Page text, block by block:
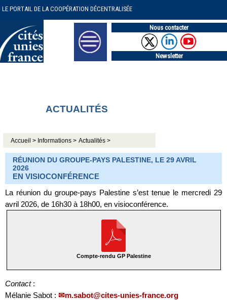
LE PORTAIL DE LA COOPÉRATION DÉCENTRALISÉE
Nous contacter
Newsletter
ACTUALITÉS
Accueil > Informations > Actualités >
RÉUNION DU GROUPE-PAYS PALESTINE, LE 29 AVRIL
2026
EN VISIOCONFÉRENCE
La réunion du groupe-pays Palestine s’est tenue le mercredi 29
avril 2026, de 16h30 à 18h00, en visioconférence.
Compte-rendu GP Palestine
Contact:
Mélanie Sabot :
m.sabot@cites-unies-france.org